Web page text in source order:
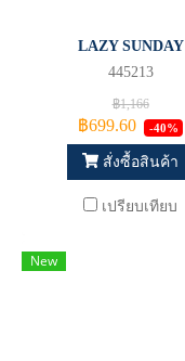
LAZY SUNDAY
445213
฿1,166
฿699.60 -40%
สั่งซื้อสินค้า
เปรียบเทียบ
New